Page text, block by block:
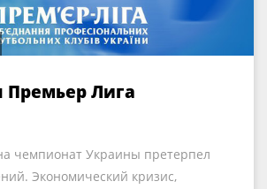
Премьер Лига
чемпионат Украины претерпел
Экономический кризис,